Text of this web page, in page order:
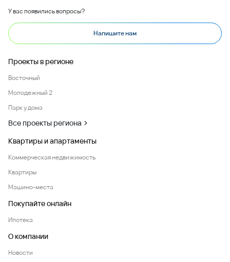
У вас появились вопросы?
Напишите нам
Проекты в регионе
Восточный
Молодежный 2
Парк у дома
Все проекты региона
Квартиры и апартаменты
Коммерческая недвижимость
Квартиры
Машино-места
Покупайте онлайн
Ипотека
О компании
Новости